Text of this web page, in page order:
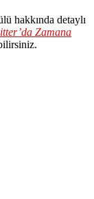
hakkında detaylı
Zamana